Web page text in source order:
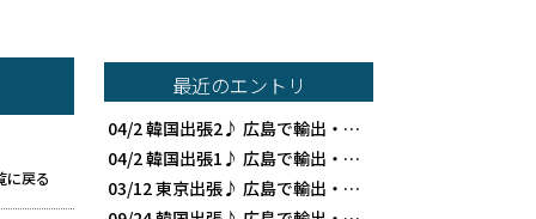
に戻る
最近のエントリ
04/2韓国出張2♪ 広島で輸出・食品貿易ならAKF貿易
04/2韓国出張1♪ 広島で輸出・食品貿易ならAKF貿易
03/12東京出張♪ 広島で輸出・食品貿易ならAKF貿易